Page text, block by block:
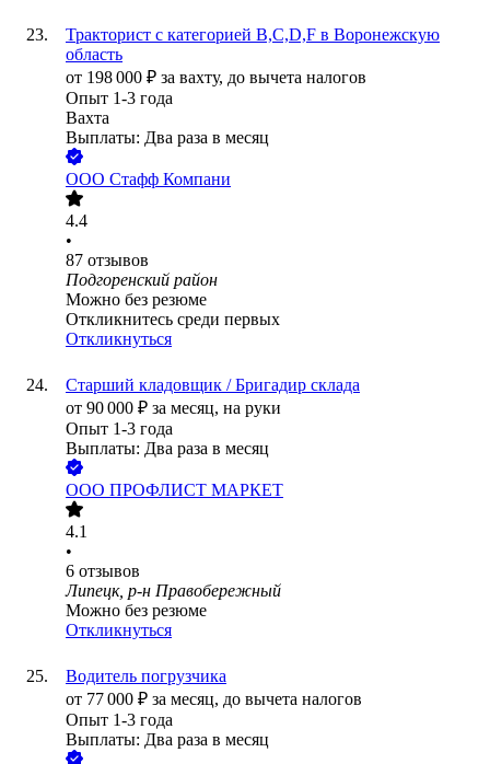
Тракторист с категорией B,C,D,F в Воронежскую
область
от 198 000 ₽ за вахту, до вычета налогов
Опыт 1-3 года
Вахта
Выплаты: Два раза в месяц
ООО Стафф Компани
4.4
•
87 отзывов
Подгоренский район
Можно без резюме
Откликнитесь среди первых
Откликнуться
Старший кладовщик / Бригадир склада
от 90 000 ₽ за месяц, на руки
Опыт 1-3 года
Выплаты: Два раза в месяц
ООО ПРОФЛИСТ МАРКЕТ
4.1
•
6 отзывов
Липецк, р-н Правобережный
Можно без резюме
Откликнуться
Водитель погрузчика
от 77 000 ₽ за месяц, до вычета налогов
Опыт 1-3 года
Выплаты: Два раза в месяц